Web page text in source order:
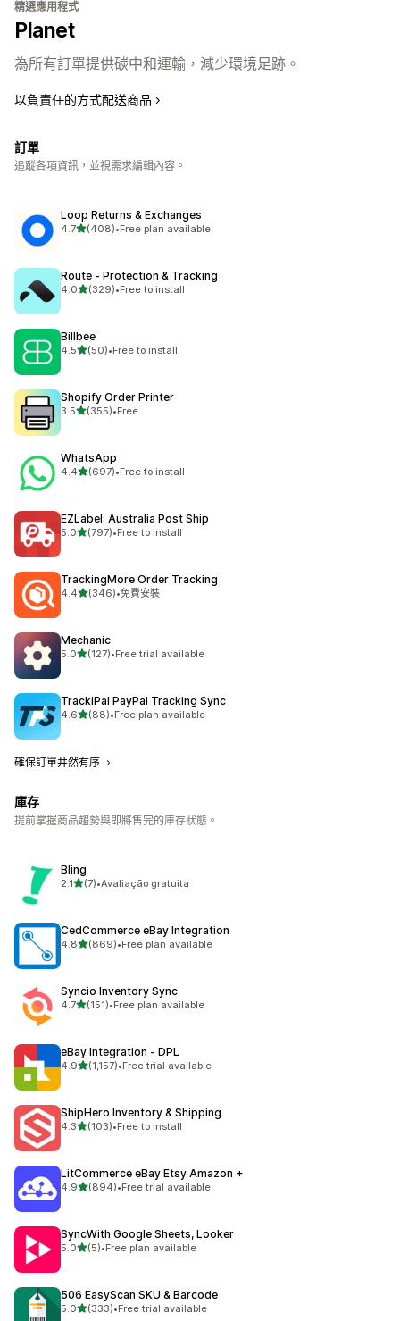
精選應用程式
Planet
為所有訂單提供碳中和運輸，減少環境足跡。
以負責任的方式配送商品
訂單
追蹤各項資訊，並視需求編輯內容。
Loop Returns & Exchanges
4.7滿分 5 顆星
(408)
共有 408 則評價
•Free plan available
Route ‑ Protection & Tracking
4.0滿分 5 顆星
(329)
共有 329 則評價
•Free to install
Billbee
4.5滿分 5 顆星
(50)
共有 50 則評價
•Free to install
Shopify Order Printer
3.5滿分 5 顆星
(355)
共有 355 則評價
•Free
WhatsApp
4.4滿分 5 顆星
(697)
共有 697 則評價
•Free to install
EZLabel: Australia Post Ship
5.0滿分 5 顆星
(797)
共有 797 則評價
•Free to install
TrackingMore Order Tracking
4.4滿分 5 顆星
(346)
共有 346 則評價
•免費安裝
Mechanic
5.0滿分 5 顆星
(127)
共有 127 則評價
•Free trial available
TrackiPal PayPal Tracking Sync
4.6滿分 5 顆星
(88)
共有 88 則評價
•Free plan available
確保訂單井然有序
庫存
提前掌握商品趨勢與即將售完的庫存狀態。
Bling
2.1滿分 5 顆星
(7)
共有 7 則評價
•Avaliação gratuita
CedCommerce eBay Integration
4.8滿分 5 顆星
(869)
共有 869 則評價
•Free plan available
Syncio Inventory Sync
4.7滿分 5 顆星
(151)
共有 151 則評價
•Free plan available
eBay Integration ‑ DPL
4.9滿分 5 顆星
(1,157)
共有 1157 則評價
•Free trial available
ShipHero Inventory & Shipping
4.3滿分 5 顆星
(103)
共有 103 則評價
•Free to install
LitCommerce eBay Etsy Amazon +
4.9滿分 5 顆星
(894)
共有 894 則評價
•Free trial available
SyncWith Google Sheets, Looker
5.0滿分 5 顆星
(5)
共有 5 則評價
•Free plan available
506 EasyScan SKU & Barcode
5.0滿分 5 顆星
(333)
共有 333 則評價
•Free trial available